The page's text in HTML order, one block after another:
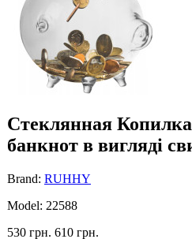
Cтеклянная
банкнот в вигляді
Brand: RUHHY
Model: 22588
530 грн. 610 грн.